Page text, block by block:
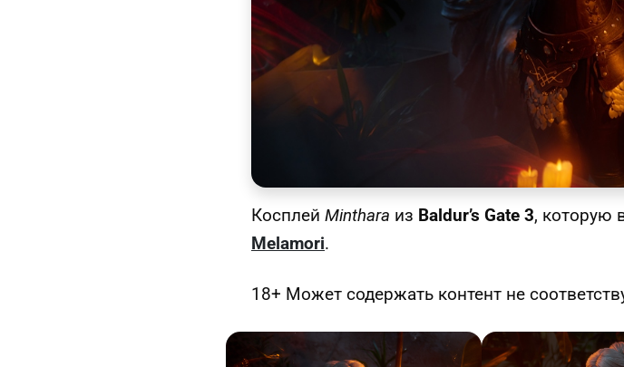
Косплей Minthara из Baldur’s Gate 3, которую
Melamori.
18+ Может содержать контент не